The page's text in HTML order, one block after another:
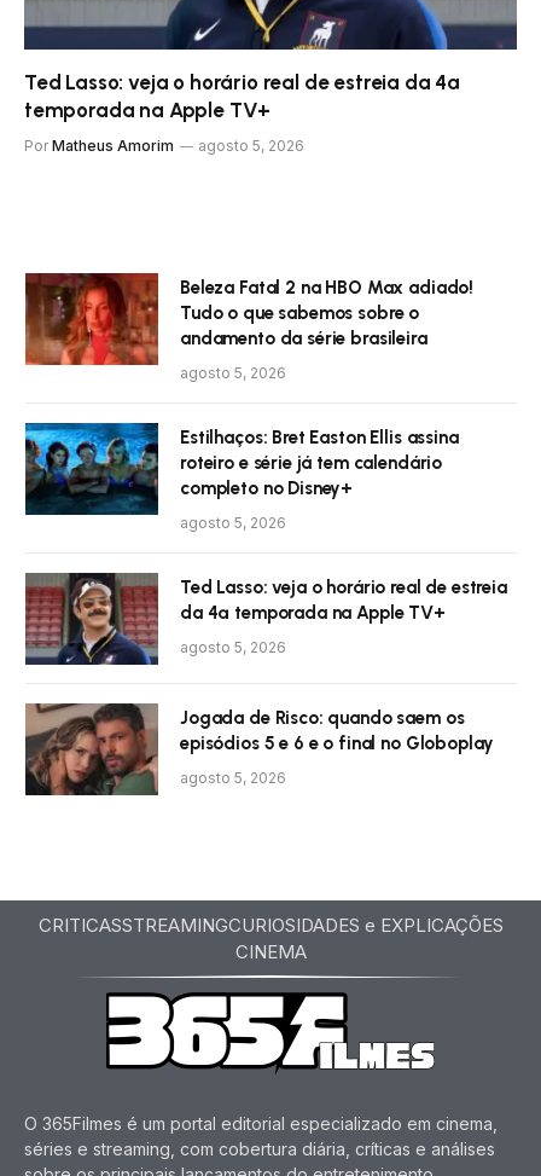
Ted Lasso: veja o horário real de estreia da 4ª
temporada na Apple TV+
Por Matheus Amorim agosto 5, 2026
Beleza Fatal 2 na HBO Max adiado!
Tudo o que sabemos sobre o
andamento da série brasileira
agosto 5, 2026
Estilhaços: Bret Easton Ellis assina
roteiro e série já tem calendário
completo no Disney+
agosto 5, 2026
Ted Lasso: veja o horário real de estreia
da 4ª temporada na Apple TV+
agosto 5, 2026
Jogada de Risco: quando saem os
episódios 5 e 6 e o final no Globoplay
agosto 5, 2026
CRITICASSTREAMINGCURIOSIDADES e EXPLICAÇÕES
CINEMA
O 365Filmes é um portal editorial especializado em cinema,
séries e streaming, com cobertura diária, críticas e análises